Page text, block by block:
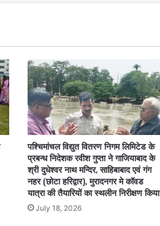
पश्चिमांचल विद्युत वितरण निगम लिमिटेड के
प्रबन्ध निदेशक रवीश गुप्ता ने गाजियाबाद के
श्री दुधेश्वर नाथ मन्दिर, साहिबाबाद एवं गंग
नहर (छोटा हरिद्वार), मुरादनगर मे कॉवड
यात्रा की तैयारियों का स्थलीन निरीक्षण किया
July 18, 2026